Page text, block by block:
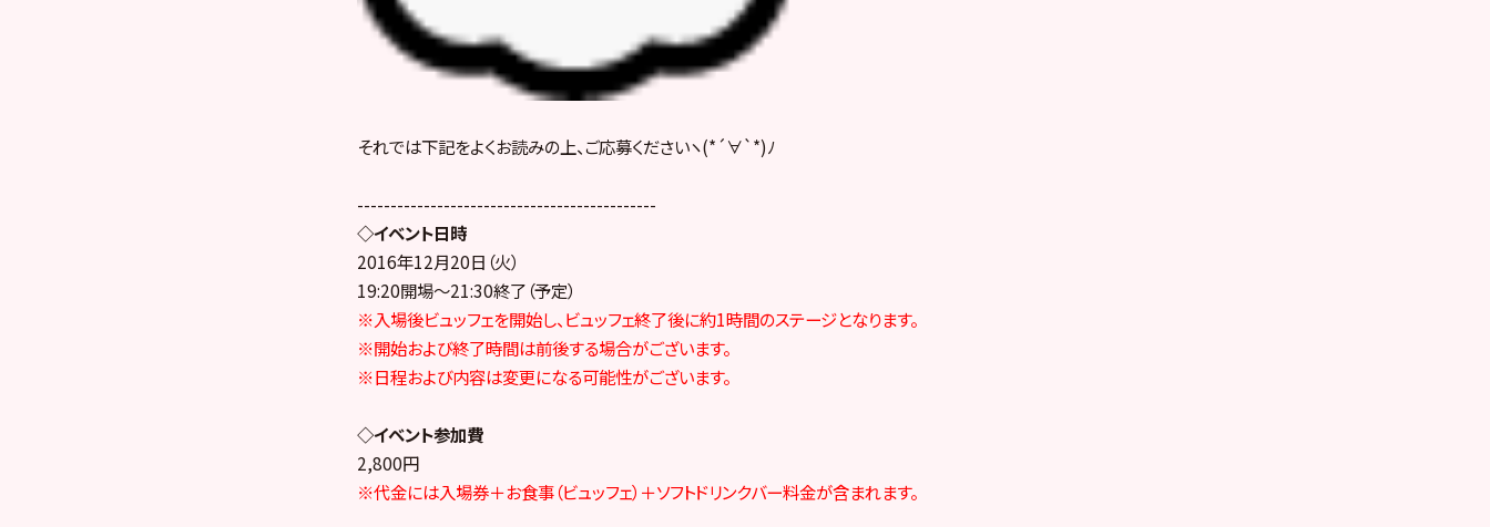
それでは下記をよくお読みの上、ご応募くださいヽ(*´∀`*)ﾉ
---------------------------------------------
◇イベント日時
2016年12月20日（火）
19:20開場～21:30終了（予定）
※入場後ビュッフェを開始し、ビュッフェ終了後に約1時間のステージとなります。
※開始および終了時間は前後する場合がございます。
※日程および内容は変更になる可能性がございます。
◇イベント参加費
2,800円
※代金には入場券＋お食事（ビュッフェ）＋ソフトドリンクバー料金が含まれます。